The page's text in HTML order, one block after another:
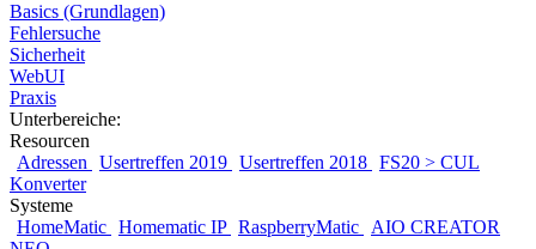
Basics (Grundlagen)
Fehlersuche
Sicherheit
WebUI
Praxis
Unterbereiche:
Resourcen
Adressen
Usertreffen 2019 Usertreffen 2018 FS20 > CUL
Konverter
Systeme
HomeMatic Homematic IP RaspberryMatic
AIO CREATOR